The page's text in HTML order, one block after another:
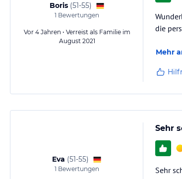
Boris (51-55)
1 Bewertungen
Vor 4 Jahren • Verreist als Familie im
August 2021
die
Mehr
Eva (51-55)
1 Bewertungen
Sehr
Sehr